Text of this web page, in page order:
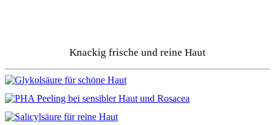
Knackig frische und reine Haut